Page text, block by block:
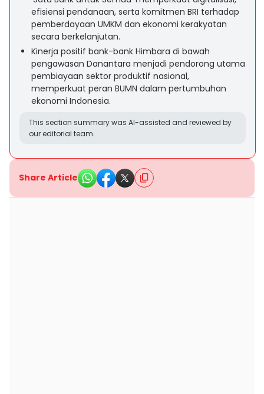
efisiensi pendanaan, serta komitmen BRI terhadap
pemberdayaan UMKM dan ekonomi kerakyatan
secara berkelanjutan.
Kinerja positif bank-bank Himbara di bawah
pengawasan Danantara menjadi pendorong utama
pembiayaan sektor produktif nasional,
memperkuat peran BUMN dalam pertumbuhan
ekonomi Indonesia.
This section summary was AI-assisted and reviewed by
our editorial team.
Share Article